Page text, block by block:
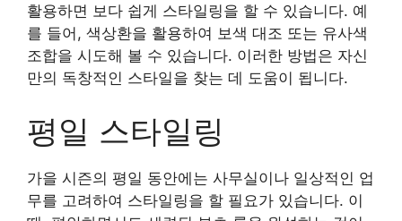
활용하면 보다 쉽게 스타일링을 할 수 있습니다. 예
를 들어, 색상환을 활용하여 보색 대조 또는 유사색
조합을 시도해 볼 수 있습니다. 이러한 방법은 자신
만의 독창적인 스타일을 찾는 데 도움이 됩니다.
평일 스타일링
가을 시즌의 평일 동안에는 사무실이나 일상적인 업
무를 고려하여 스타일링을 할 필요가 있습니다. 이